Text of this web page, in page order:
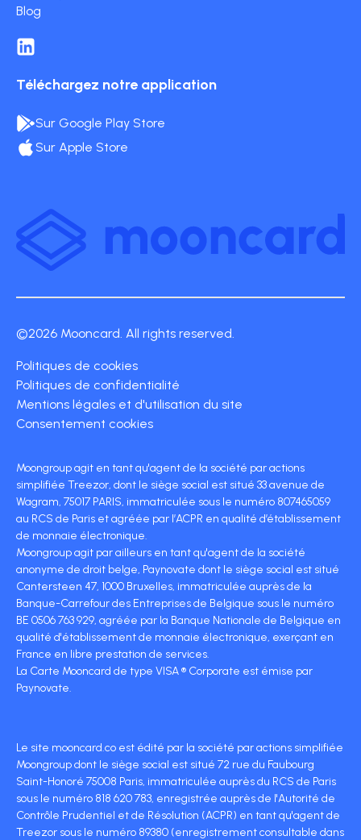
Blog
Téléchargez notre application
Sur Google Play Store
Sur Apple Store
©2026 Mooncard. All rights reserved.
Politiques de cookies
Politiques de confidentialité
Mentions légales et d'utilisation du site
Consentement cookies
Moongroup agit en tant qu'agent de la société par actions
simplifiée Treezor, dont le siège social est situé 33 avenue de
Wagram, 75017 PARIS, immatriculée sous le numéro 807465059
au RCS de Paris et agréée par l’ACPR en qualité d’établissement
de monnaie électronique.
Moongroup agit par ailleurs en tant qu'agent de la société
anonyme de droit belge, Paynovate dont le siège social est situé
Cantersteen 47, 1000 Bruxelles, immatriculée auprès de la
Banque-Carrefour des Entreprises de Belgique sous le numéro
BE 0506 763 929, agréée par la Banque Nationale de Belgique en
qualité d'établissement de monnaie électronique, exerçant en
France en libre prestation de services.
La Carte Mooncard de type VISA ® Corporate est émise par
Paynovate.
Le site mooncard.co est édité par la société par actions simplifiée
Moongroup dont le siège social est situé 72 rue du Faubourg
Saint-Honoré 75008 Paris, immatriculée auprès du RCS de Paris
sous le numéro 818 620 783, enregistrée auprès de l'Autorité de
Contrôle Prudentiel et de Résolution (ACPR) en tant qu'agent de
Treezor sous le numéro 89380 (enregistrement consultable dans